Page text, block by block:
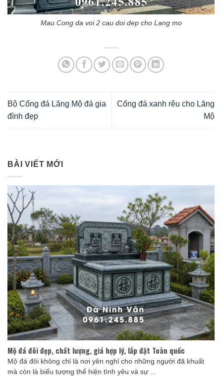
Mau Cong da voi 2 cau doi dep cho Lang mo
Bộ Cổng đá Lăng Mộ đá gia
đình đẹp
Cổng đá xanh rêu cho Lăng
Mộ
BÀI VIẾT MỚI
Mộ đá đôi đẹp, chất lượng, giá hợp lý, lắp đặt Toàn quốc
Mộ đá đôi không chỉ là nơi yên nghỉ cho những người đã khuất
mà còn là biểu tượng thể hiện tình yêu và sự ...